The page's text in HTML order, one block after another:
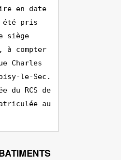
en date
été pris
siège
compter
Charles
le-Sec.
du RCS de
au